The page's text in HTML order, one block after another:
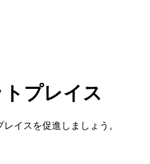
プレイス
イスを促進しましょう。